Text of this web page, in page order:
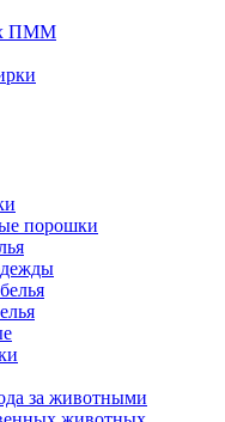
ПММ
порошки
за животными